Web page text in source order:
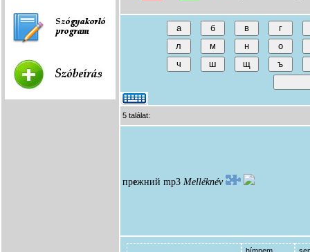
5 találat:
прежний mp3 Melléknév